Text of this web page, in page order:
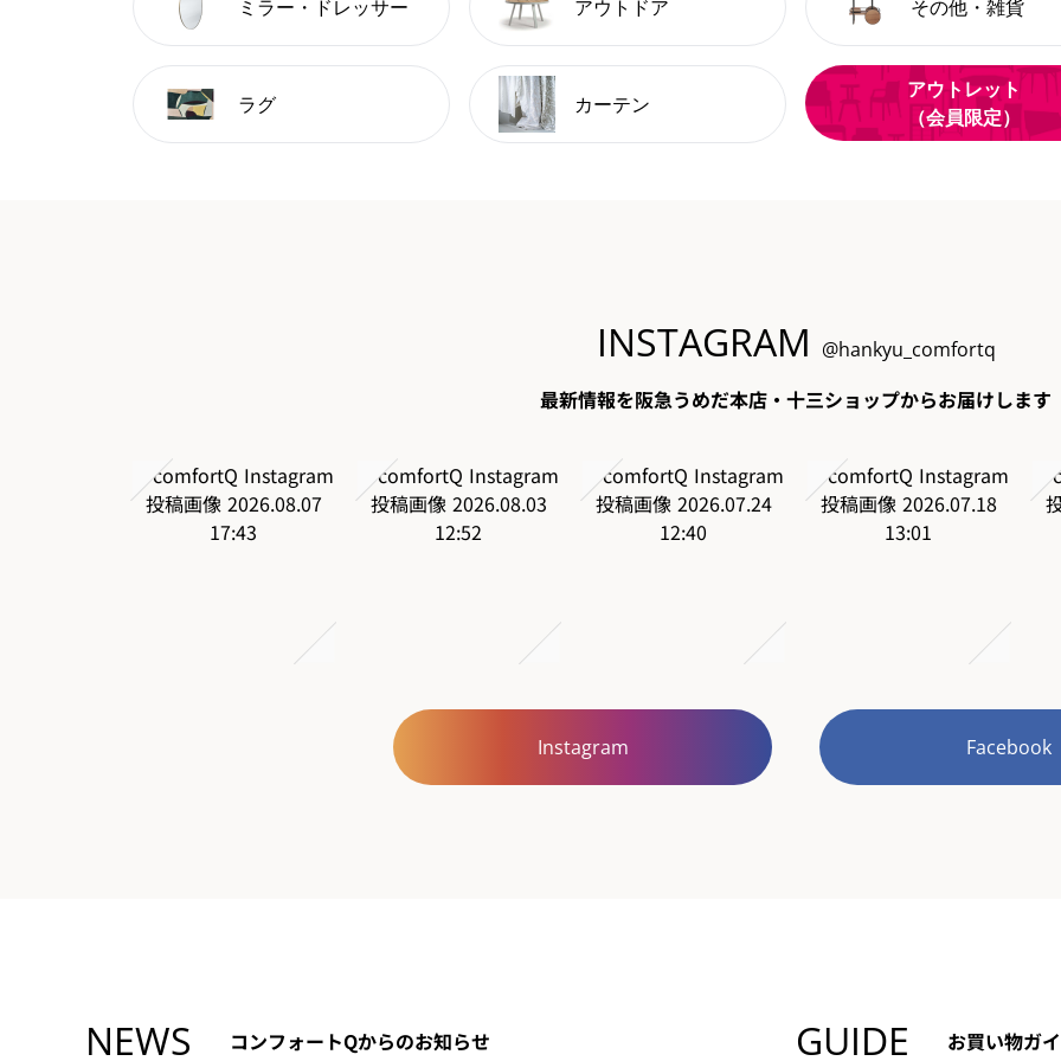
ミラー・ドレッサー アウトドア その他・雑貨
ラグ カーテン
アウトレット
（会員限定）
INSTAGRAM @hankyu_comfortq
最新情報を阪急うめだ本店・十三ショップからお届けします
Instagram Facebook
NEWS コンフォートQからのお知らせ GUIDE お買い物ガ